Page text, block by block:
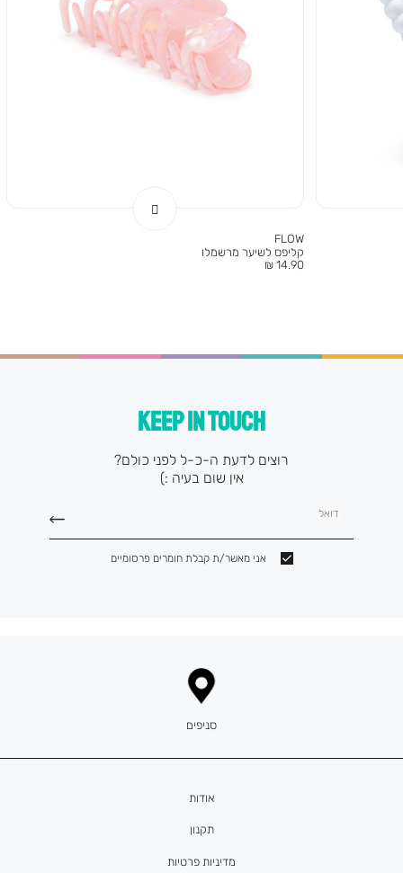
FLOW
קליפס לשיער מרשמלו
מחיר
14.90 ₪
KEEP IN TOUCH
רוצים לדעת ה-כ-ל לפני כולם?
אין שום בעיה :)
דואל
אני מאשר/ת קבלת חומרים פרסומיים
אודות
תקנון
מדיניות פרטיות
סניפים